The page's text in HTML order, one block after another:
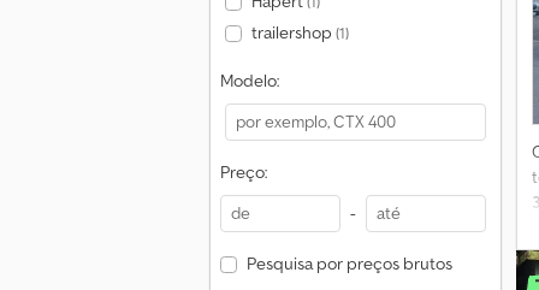
trailershop (1)
Modelo:
Preço:
-
Pesquisa por preços brutos